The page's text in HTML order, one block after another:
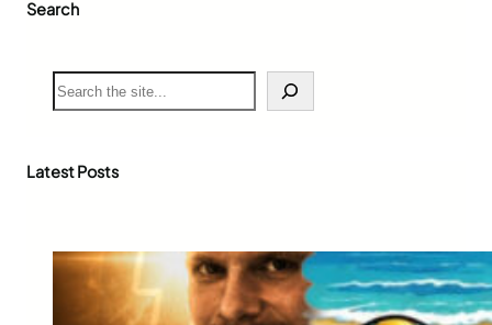
Search
S
e
c
Latest Posts